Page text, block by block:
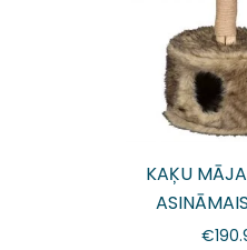
KAĶU
€